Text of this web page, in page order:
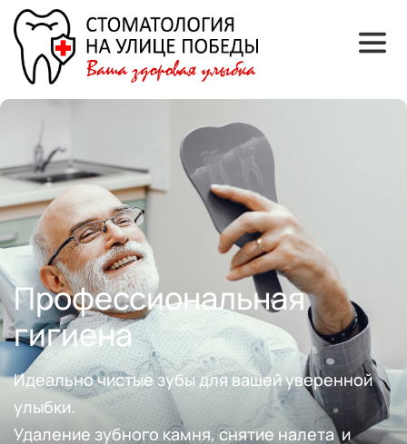
Профессиональная
гигиена
Идеально чистые зубы для вашей уверенной
улыбки.
Удаление зубного камня, снятие налета  и